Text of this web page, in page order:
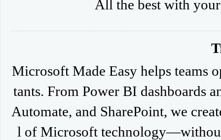
All the best with
Microsoft Made Easy helps teams
tants. From Power BI dashboards
Automate, and SharePoint, we
l of Microsoft